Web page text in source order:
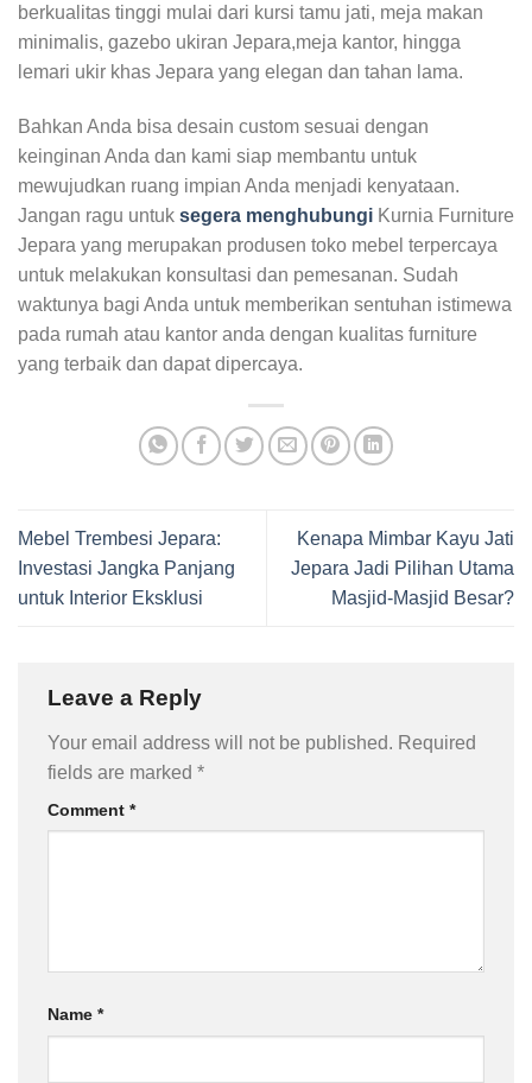
berkualitas tinggi mulai dari kursi tamu jati, meja makan
minimalis, gazebo ukiran Jepara,meja kantor, hingga
lemari ukir khas Jepara yang elegan dan tahan lama.
Bahkan Anda bisa desain custom sesuai dengan
keinginan Anda dan kami siap membantu untuk
mewujudkan ruang impian Anda menjadi kenyataan.
Jangan ragu untuk segera menghubungi Kurnia Furniture
Jepara yang merupakan produsen toko mebel terpercaya
untuk melakukan konsultasi dan pemesanan. Sudah
waktunya bagi Anda untuk memberikan sentuhan istimewa
pada rumah atau kantor anda dengan kualitas furniture
yang terbaik dan dapat dipercaya.
Mebel Trembesi Jepara:
Investasi Jangka Panjang
untuk Interior Eksklusi
Kenapa Mimbar Kayu Jati
Jepara Jadi Pilihan Utama
Masjid-Masjid Besar?
Leave a Reply
Your email address will not be published. Required
fields are marked *
Comment *
Name *